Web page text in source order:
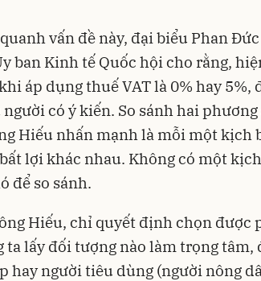
vấn đề này, đại biểu Phan
ban Kinh tế Quốc hội cho rằng,
áp dụng thuế VAT là 0% hay 5%,
có ý kiến. So sánh hai phương
Hiếu nhấn mạnh là mỗi một kịch
lợi khác nhau. Không có một
để so sánh.
Hiếu, chỉ quyết định chọn được
ta lấy đối tượng nào làm trọng tâm,
hay người tiêu dùng (người nông